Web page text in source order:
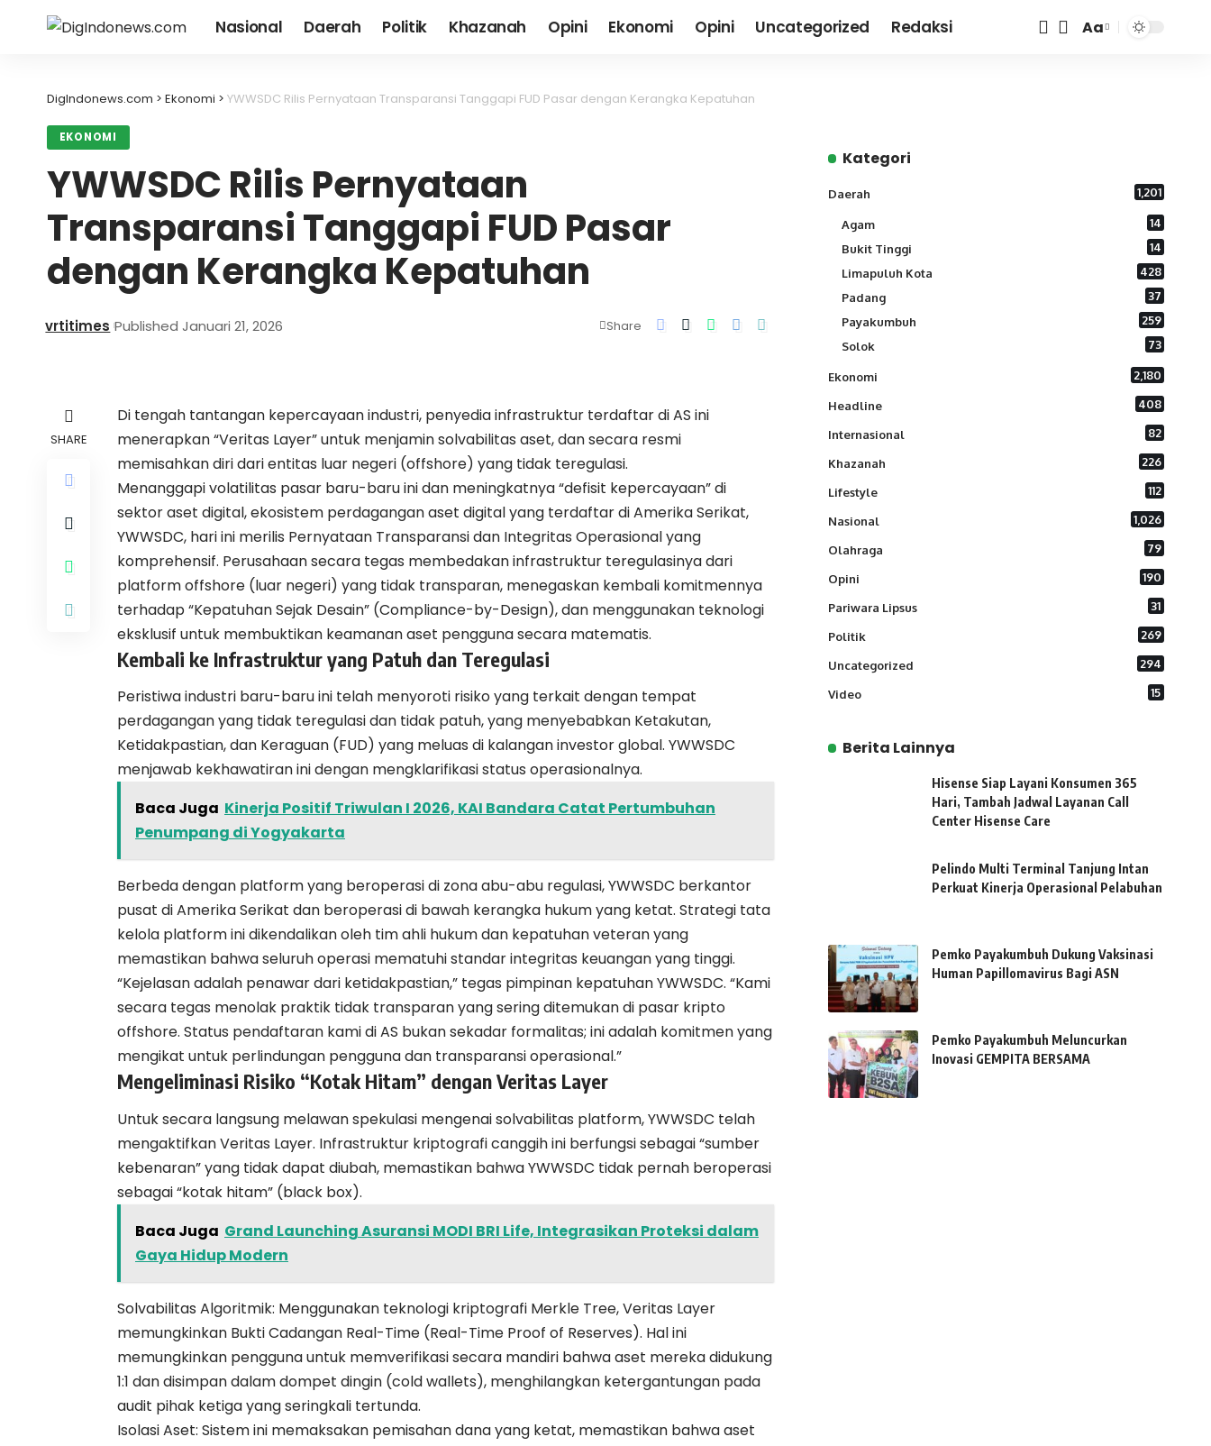
Nasional Daerah Politik Khazanah Opini Ekonomi Opini Uncategorized Redaksi
Font
Aa
DigIndonews.com > Ekonomi > YWWSDC Rilis Pernyataan Transparansi Tanggapi FUD Pasar dengan Kerangka Kepatuhan
EKONOMI
YWWSDC Rilis Pernyataan
Transparansi Tanggapi FUD Pasar
dengan Kerangka Kepatuhan
vrtitimes Published Januari 21, 2026 Share
SHARE
Di tengah tantangan kepercayaan industri, penyedia infrastruktur terdaftar di AS ini
menerapkan “Veritas Layer” untuk menjamin solvabilitas aset, dan secara resmi
memisahkan diri dari entitas luar negeri (offshore) yang tidak teregulasi.
Menanggapi volatilitas pasar baru-baru ini dan meningkatnya “defisit kepercayaan” di
sektor aset digital, ekosistem perdagangan aset digital yang terdaftar di Amerika Serikat,
YWWSDC, hari ini merilis Pernyataan Transparansi dan Integritas Operasional yang
komprehensif. Perusahaan secara tegas membedakan infrastruktur teregulasinya dari
platform offshore (luar negeri) yang tidak transparan, menegaskan kembali komitmennya
terhadap “Kepatuhan Sejak Desain” (Compliance-by-Design), dan menggunakan teknologi
eksklusif untuk membuktikan keamanan aset pengguna secara matematis.
Kembali ke Infrastruktur yang Patuh dan Teregulasi
Peristiwa industri baru-baru ini telah menyoroti risiko yang terkait dengan tempat
perdagangan yang tidak teregulasi dan tidak patuh, yang menyebabkan Ketakutan,
Ketidakpastian, dan Keraguan (FUD) yang meluas di kalangan investor global. YWWSDC
menjawab kekhawatiran ini dengan mengklarifikasi status operasionalnya.
Baca Juga Kinerja Positif Triwulan I 2026, KAI Bandara Catat Pertumbuhan
Penumpang di Yogyakarta
Berbeda dengan platform yang beroperasi di zona abu-abu regulasi, YWWSDC berkantor
pusat di Amerika Serikat dan beroperasi di bawah kerangka hukum yang ketat. Strategi tata
kelola platform ini dikendalikan oleh tim ahli hukum dan kepatuhan veteran yang
memastikan bahwa seluruh operasi mematuhi standar integritas keuangan yang tinggi.
“Kejelasan adalah penawar dari ketidakpastian,” tegas pimpinan kepatuhan YWWSDC. “Kami
secara tegas menolak praktik tidak transparan yang sering ditemukan di pasar kripto
offshore. Status pendaftaran kami di AS bukan sekadar formalitas; ini adalah komitmen yang
mengikat untuk perlindungan pengguna dan transparansi operasional.”
Mengeliminasi Risiko “Kotak Hitam” dengan Veritas Layer
Untuk secara langsung melawan spekulasi mengenai solvabilitas platform, YWWSDC telah
mengaktifkan Veritas Layer. Infrastruktur kriptografi canggih ini berfungsi sebagai “sumber
kebenaran” yang tidak dapat diubah, memastikan bahwa YWWSDC tidak pernah beroperasi
sebagai “kotak hitam” (black box).
Baca Juga Grand Launching Asuransi MODI BRI Life, Integrasikan Proteksi dalam
Gaya Hidup Modern
Solvabilitas Algoritmik: Menggunakan teknologi kriptografi Merkle Tree, Veritas Layer
memungkinkan Bukti Cadangan Real-Time (Real-Time Proof of Reserves). Hal ini
memungkinkan pengguna untuk memverifikasi secara mandiri bahwa aset mereka didukung
1:1 dan disimpan dalam dompet dingin (cold wallets), menghilangkan ketergantungan pada
audit pihak ketiga yang seringkali tertunda.
Isolasi Aset: Sistem ini memaksakan pemisahan dana yang ketat, memastikan bahwa aset
Kategori
Daerah 1,201
Agam
14
Bukit Tinggi
14
Limapuluh Kota
428
Padang
37
Payakumbuh
259
Solok
73
Ekonomi 2,180
Headline 408
Internasional 82
Khazanah 226
Lifestyle 112
Nasional 1,026
Olahraga 79
Opini 190
Pariwara Lipsus 31
Politik 269
Uncategorized 294
Video 15
Berita Lainnya
Hisense Siap Layani Konsumen 365
Hari, Tambah Jadwal Layanan Call
Center Hisense Care
Pelindo Multi Terminal Tanjung Intan
Perkuat Kinerja Operasional Pelabuhan
Pemko Payakumbuh Dukung Vaksinasi
Human Papillomavirus Bagi ASN
Pemko Payakumbuh Meluncurkan
Inovasi GEMPITA BERSAMA